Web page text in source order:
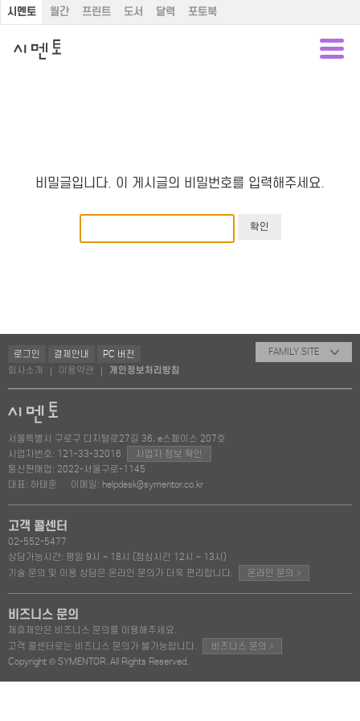
시멘토 월간 프린트 도서 달력 포토북
비밀글입니다. 이 게시글의 비밀번호를 입력해주세요.
로그인 결제안내
PC 버전
회사소개
이용약관 개인정보처리방침
FAMILY SITE
서울특별시 구로구 디지털로27길 36, e스페이스 207호
사업자번호: 121-33-32016
사업자 정보 확인
통신판매업: 2022-서울구로-1145
대표: 하태훈
이메일: helpdesk@symentor.co.kr
고객 콜센터
02-552-5477
상담가능시간: 평일 9시 ~ 18시 (점심시간 12시 ~ 13시)
기술 문의 및 이용 상담은 온라인 문의가 더욱 편리합니다.
온라인 문의 >
비즈니스 문의
제휴제안은 비즈니스 문의를 이용해주세요.
고객 콜센터로는 비즈니스 문의가 불가능합니다.
비즈니스 문의 >
Copyright © SYMENTOR. All Rights Reserved.